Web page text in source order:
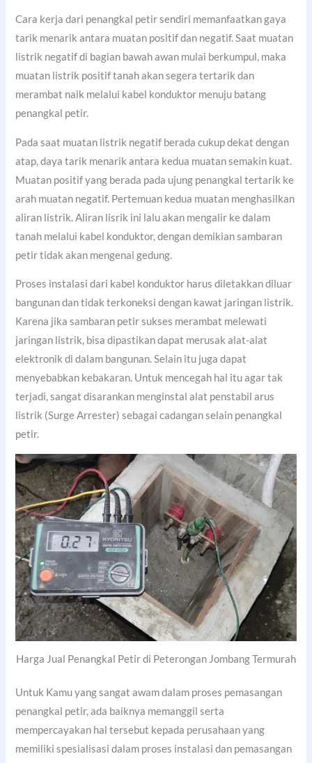
Cara kerja dari penangkal petir sendiri memanfaatkan gaya
tarik menarik antara muatan positif dan negatif. Saat muatan
listrik negatif di bagian bawah awan mulai berkumpul, maka
muatan listrik positif tanah akan segera tertarik dan
merambat naik melalui kabel konduktor menuju batang
penangkal petir.
Pada saat muatan listrik negatif berada cukup dekat dengan
atap, daya tarik menarik antara kedua muatan semakin kuat.
Muatan positif yang berada pada ujung penangkal tertarik ke
arah muatan negatif. Pertemuan kedua muatan menghasilkan
aliran listrik. Aliran lisrik ini lalu akan mengalir ke dalam
tanah melalui kabel konduktor, dengan demikian sambaran
petir tidak akan mengenai gedung.
Proses instalasi dari kabel konduktor harus diletakkan diluar
bangunan dan tidak terkoneksi dengan kawat jaringan listrik.
Karena jika sambaran petir sukses merambat melewati
jaringan listrik, bisa dipastikan dapat merusak alat-alat
elektronik di dalam bangunan. Selain itu juga dapat
menyebabkan kebakaran. Untuk mencegah hal itu agar tak
terjadi, sangat disarankan menginstal alat penstabil arus
listrik (Surge Arrester) sebagai cadangan selain penangkal
petir.
Harga Jual Penangkal Petir di Peterongan Jombang Termurah
Untuk Kamu yang sangat awam dalam proses pemasangan
penangkal petir, ada baiknya memanggil serta
mempercayakan hal tersebut kepada perusahaan yang
memiliki spesialisasi dalam proses instalasi dan pemasangan